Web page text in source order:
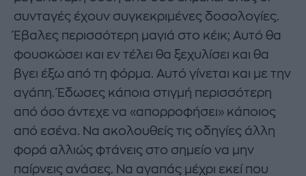
συνταγές έχουν συγκεκριμένες δοσολογίες.
Έβαλες περισσότερη μαγιά στο κέικ; Αυτό θα
φουσκώσει και εν τέλει θα ξεχυλίσει και θα
βγει έξω από τη φόρμα. Αυτό γίνεται και με την
αγάπη. Έδωσες κάποια στιγμή περισσότερη
από όσο άντεχε να «απορροφήσει» κάποιος
από εσένα. Να ακολουθείς τις οδηγίες άλλη
φορά αλλιώς φτάνεις στο σημείο να μην
παίρνεις ανάσες. Να αγαπάς μέχρι εκεί που